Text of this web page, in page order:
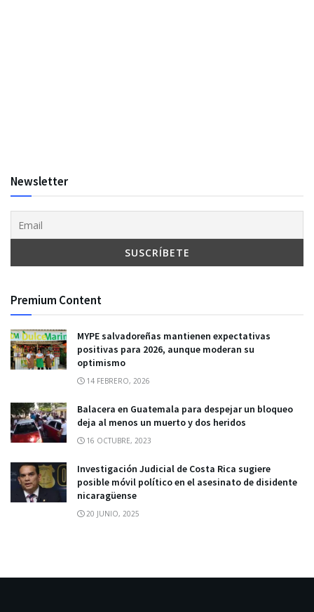
Newsletter
Premium Content
MYPE salvadoreñas mantienen expectativas
positivas para 2026, aunque moderan su
optimismo
14 FEBRERO, 2026
Balacera en Guatemala para despejar un bloqueo
deja al menos un muerto y dos heridos
16 OCTUBRE, 2023
Investigación Judicial de Costa Rica sugiere
posible móvil político en el asesinato de disidente
nicaragüense
20 JUNIO, 2025